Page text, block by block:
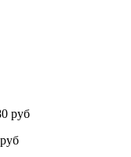
руб